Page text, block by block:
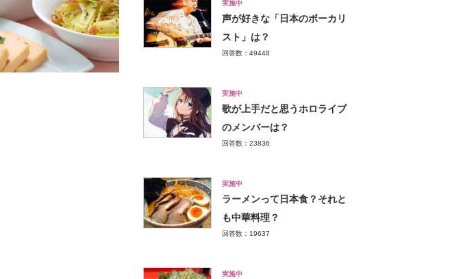
実施中
声が好きな「日本のボーカリ
スト」は？
回答数：49448
実施中
歌が上手だと思うホロライブ
のメンバーは？
回答数：23836
実施中
ラーメンって日本食？それと
も中華料理？
回答数：19637
実施中